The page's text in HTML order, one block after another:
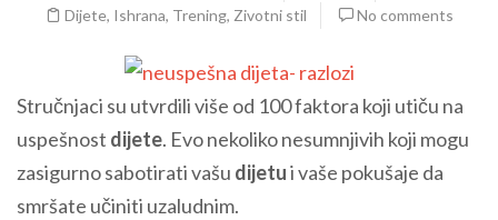
Dijete, Ishrana, Trening, Zivotni stil No comments
Stručnjaci su utvrdili više od 100 faktora koji utiču na
uspešnost dijete. Evo nekoliko nesumnjivih koji mogu
zasigurno sabotirati vašu dijetui vaše pokušaje da
smršate učiniti uzaludnim.